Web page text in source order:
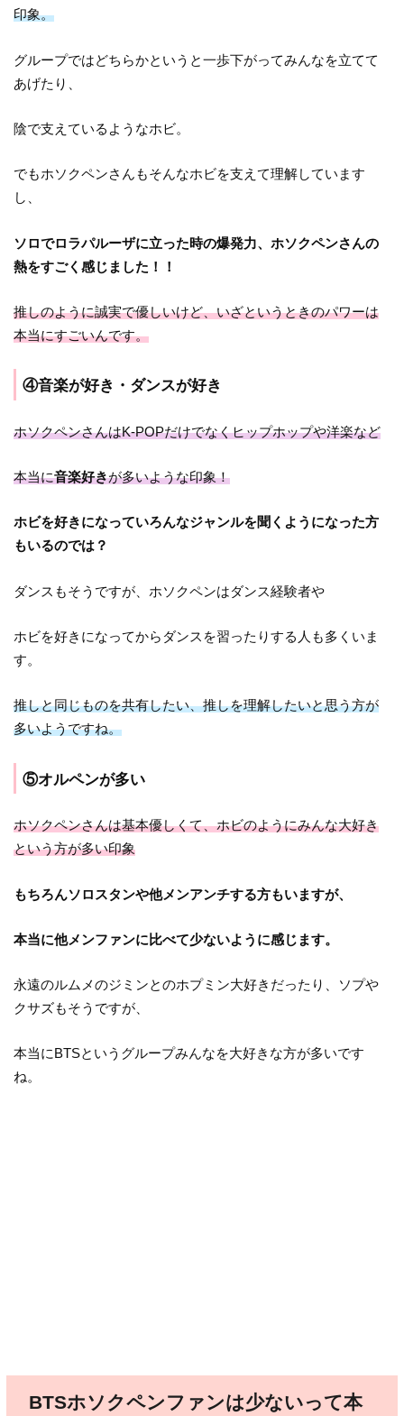
印象。
グループではどちらかというと一歩下がってみんなを立てて
あげたり、
陰で支えているようなホビ。
でもホソクペンさんもそんなホビを支えて理解しています
し、
ソロでロラパルーザに立った時の爆発力、ホソクペンさんの
熱をすごく感じました！！
推しのように誠実で優しいけど、いざというときのパワーは
本当にすごいんです。
④音楽が好き・ダンスが好き
ホソクペンさんはK-POPだけでなくヒップホップや洋楽など
本当に音楽好きが多いような印象！
ホビを好きになっていろんなジャンルを聞くようになった方
もいるのでは？
ダンスもそうですが、ホソクペンはダンス経験者や
ホビを好きになってからダンスを習ったりする人も多くいま
す。
推しと同じものを共有したい、推しを理解したいと思う方が
多いようですね。
⑤オルペンが多い
ホソクペンさんは基本優しくて、ホビのようにみんな大好き
という方が多い印象
もちろんソロスタンや他メンアンチする方もいますが、
本当に他メンファンに比べて少ないように感じます。
永遠のルムメのジミンとのホプミン大好きだったり、ソプや
クサズもそうですが、
本当にBTSというグループみんなを大好きな方が多いです
ね。
BTSホソクペンファンは少ないって本